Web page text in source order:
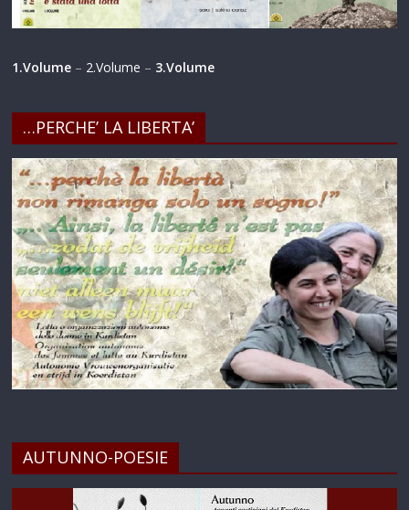
1.Volume – 2.Volume – 3.Volume
…PERCHE’ LA LIBERTA’
AUTUNNO-POESIE